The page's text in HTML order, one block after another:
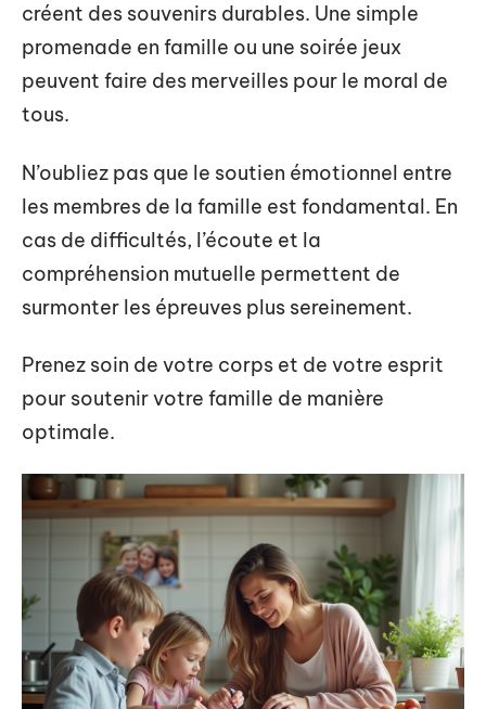
créent des souvenirs durables. Une simple
promenade en famille ou une soirée jeux
peuvent faire des merveilles pour le moral de
tous.
N’oubliez pas que le soutien émotionnel entre
les membres de la famille est fondamental. En
cas de difficultés, l’écoute et la
compréhension mutuelle permettent de
surmonter les épreuves plus sereinement.
Prenez soin de votre corps et de votre esprit
pour soutenir votre famille de manière
optimale.